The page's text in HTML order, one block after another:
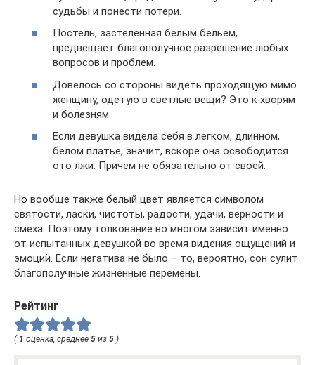
судьбы и понести потери.
Постель, застеленная белым бельем,
предвещает благополучное разрешение любых
вопросов и проблем.
Довелось со стороны видеть проходящую мимо
женщину, одетую в светлые вещи? Это к хворям
и болезням.
Если девушка видела себя в легком, длинном,
белом платье, значит, вскоре она освободится
ото лжи. Причем не обязательно от своей.
Но вообще также белый цвет является символом
святости, ласки, чистоты, радости, удачи, верности и
смеха. Поэтому толкование во многом зависит именно
от испытанных девушкой во время видения ощущений и
эмоций. Если негатива не было – то, вероятно, сон сулит
благополучные жизненные перемены.
Рейтинг
( 1 оценка, среднее 5 из 5 )